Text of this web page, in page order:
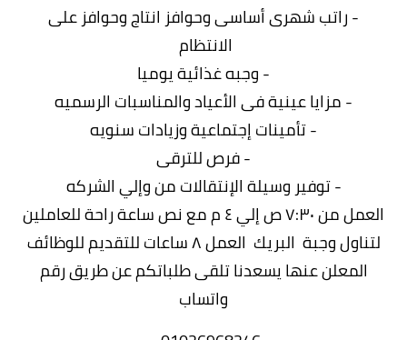
- راتب شهرى أساسى وحوافز انتاج وحوافز على
الانتظام
- وجبه غذائية يوميا
- مزايا عينية فى الأعياد والمناسبات الرسميه
- تأمينات إجتماعية وزيادات سنويه
- فرص للترقى
- توفير وسيلة الإنتقالات من وإلي الشركه
العمل من ٧:٣٠ ص إلي ٤ م مع نص ساعة راحة للعاملين
لتناول وجبة البريك العمل ٨ ساعات للتقديم للوظائف
المعلن عنها يسعدنا تلقى طلباتكم عن طريق رقم
واتساب